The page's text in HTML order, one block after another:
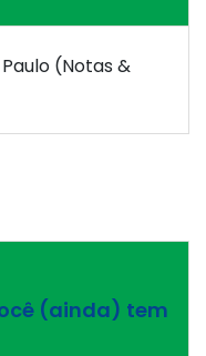
(Notas &
(ainda) tem